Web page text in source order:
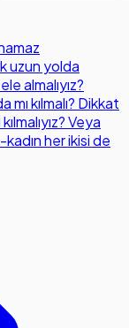
uzun yolda
almalıyız?
kılmalı? Dikkat
Veya
her ikisi de